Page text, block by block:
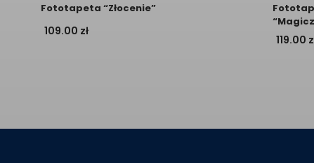
Fototapeta “Złocenie”
109.00 zł
119.00